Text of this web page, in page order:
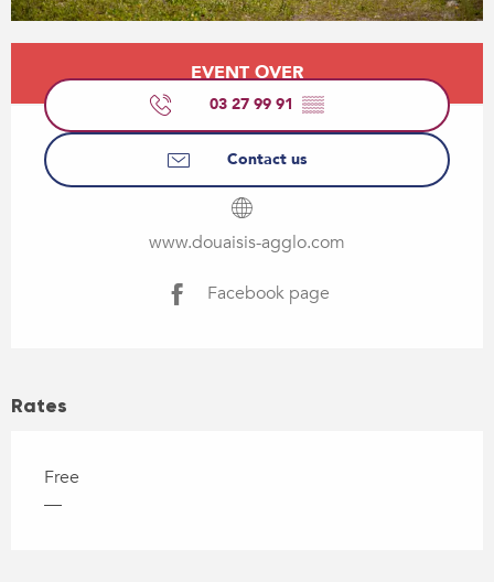
EVENT OVER
03 27 99 91 ▒▒
Contact us
www.douaisis-agglo.com
Facebook page
Rates
Free
—